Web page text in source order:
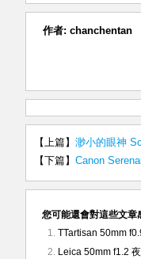
作者: chanchentan
【上篇】 渺小的眼神
【下篇】 Canon
您可能還會對這些文章
TTartisan 50mm
Leica 50mm f1.2